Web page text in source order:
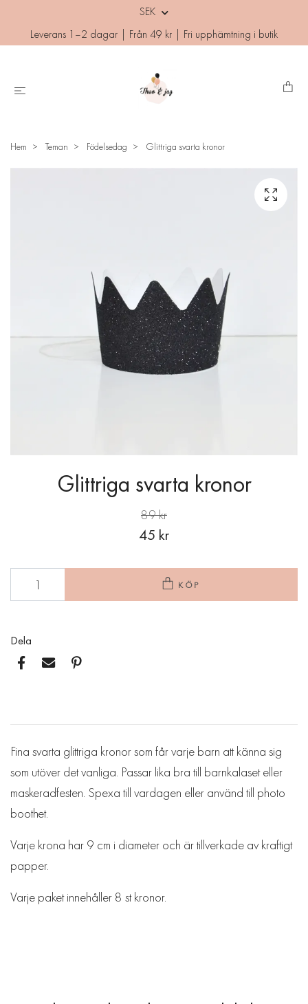
SEK
Leverans 1–2 dagar | Från 49 kr | Fri upphämtning i butik
Hem Teman Födelsedag Glittriga svarta kronor
Glittriga svarta kronor
89 kr
45 kr
KÖP
Dela
Fina svarta glittriga kronor som får varje barn att känna sig
som utöver det vanliga. Passar lika bra till barnkalaset eller
maskeradfesten. Spexa till vardagen eller använd till photo
boothet.
Varje krona har 9 cm i diameter och är tillverkade av kraftigt
papper.
Varje paket innehåller 8 st kronor.